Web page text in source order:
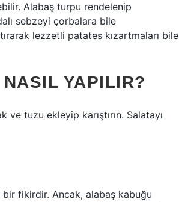
Alabaş turpu rendelenip
sebzeyi çorbalara bile
lezzetli patates kızartmaları bile
YAPILIR?
tuzu ekleyip karıştırın. Salatayı
bir fikirdir. Ancak, alabaş kabuğu